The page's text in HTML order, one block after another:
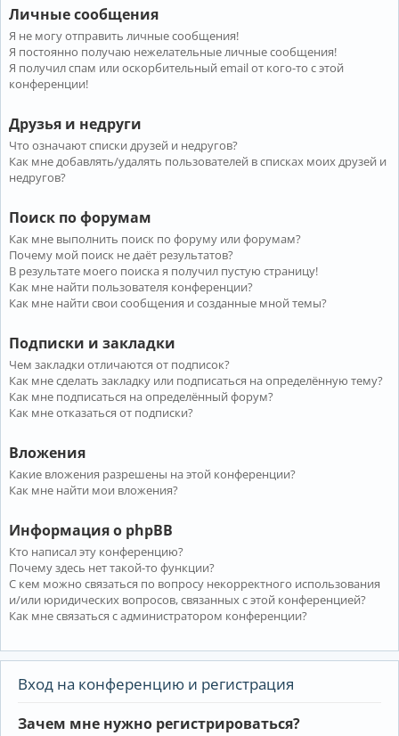
Личные сообщения
Я не могу отправить личные сообщения!
Я постоянно получаю нежелательные личные сообщения!
Я получил спам или оскорбительный email от кого-то с этой
конференции!
Друзья и недруги
Что означают списки друзей и недругов?
Как мне добавлять/удалять пользователей в списках моих друзей и
недругов?
Поиск по форумам
Как мне выполнить поиск по форуму или форумам?
Почему мой поиск не даёт результатов?
В результате моего поиска я получил пустую страницу!
Как мне найти пользователя конференции?
Как мне найти свои сообщения и созданные мной темы?
Подписки и закладки
Чем закладки отличаются от подписок?
Как мне сделать закладку или подписаться на определённую тему?
Как мне подписаться на определённый форум?
Как мне отказаться от подписки?
Вложения
Какие вложения разрешены на этой конференции?
Как мне найти мои вложения?
Информация о phpBB
Кто написал эту конференцию?
Почему здесь нет такой-то функции?
С кем можно связаться по вопросу некорректного использования
и/или юридических вопросов, связанных с этой конференцией?
Как мне связаться с администратором конференции?
Вход на конференцию и регистрация
Зачем мне нужно регистрироваться?